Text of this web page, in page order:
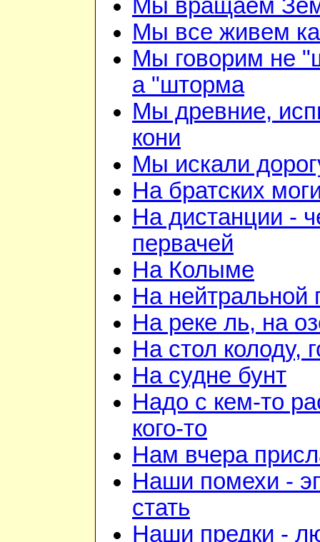
Мы вращаем
Мы все живем
Мы говорим не
а "шторма
Мы древние,
кони
Мы искали
На братских
На дистанции -
первачей
На Колыме
На нейтральной
На реке ль, на
На стол колоду,
На судне бунт
Надо с кем-то
кого-то
Нам вчера
Наши помехи -
стать
Наши предки -